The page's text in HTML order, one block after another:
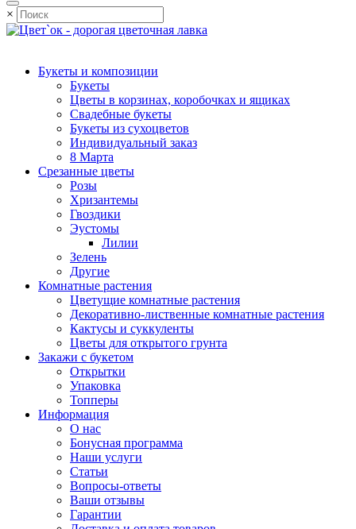
×
Букеты и композиции
Букеты
Цветы в корзинах, коробочках и ящиках
Свадебные букеты
Букеты из сухоцветов
Индивидуальный заказ
8 Марта
Срезанные цветы
Розы
Хризантемы
Гвоздики
Эустомы
Лилии
Зелень
Другие
Комнатные растения
Цветущие комнатные растения
Декоративно-лиственные комнатные растения
Кактусы и суккуленты
Цветы для открытого грунта
Закажи с букетом
Открытки
Упаковка
Топперы
Информация
О нас
Бонусная программа
Наши услуги
Статьи
Вопросы-ответы
Ваши отзывы
Гарантии